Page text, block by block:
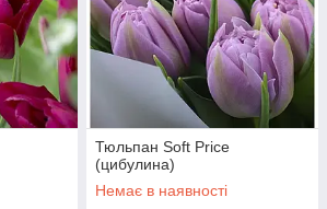
Тюльпан Soft Price
(цибулина)
Немає в наявності